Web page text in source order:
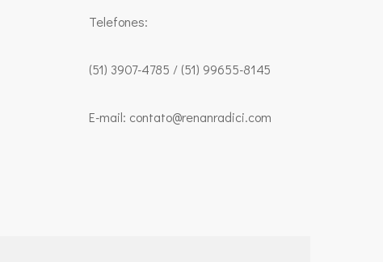
Telefones:
(51) 3907-4785 / (51) 99655-8145
E-mail: contato@renanradici.com